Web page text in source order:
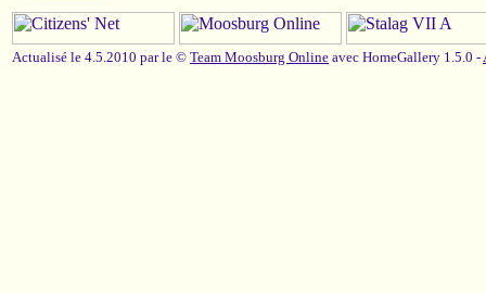
Actualisé le 4.5.2010 par le © Team Moosburg Online avec HomeGallery 1.5.0 -